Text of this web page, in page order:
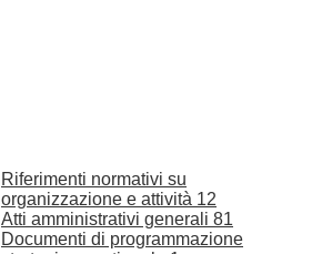
Riferimenti normativi su
organizzazione e attività 12
Atti amministrativi generali 81
Documenti di programmazione